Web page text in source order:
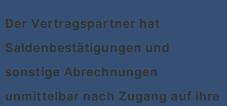
Der Vertragspartner hat
Saldenbestätigungen und
sonstige Abrechnungen
unmittelbar nach Zugang auf ihre